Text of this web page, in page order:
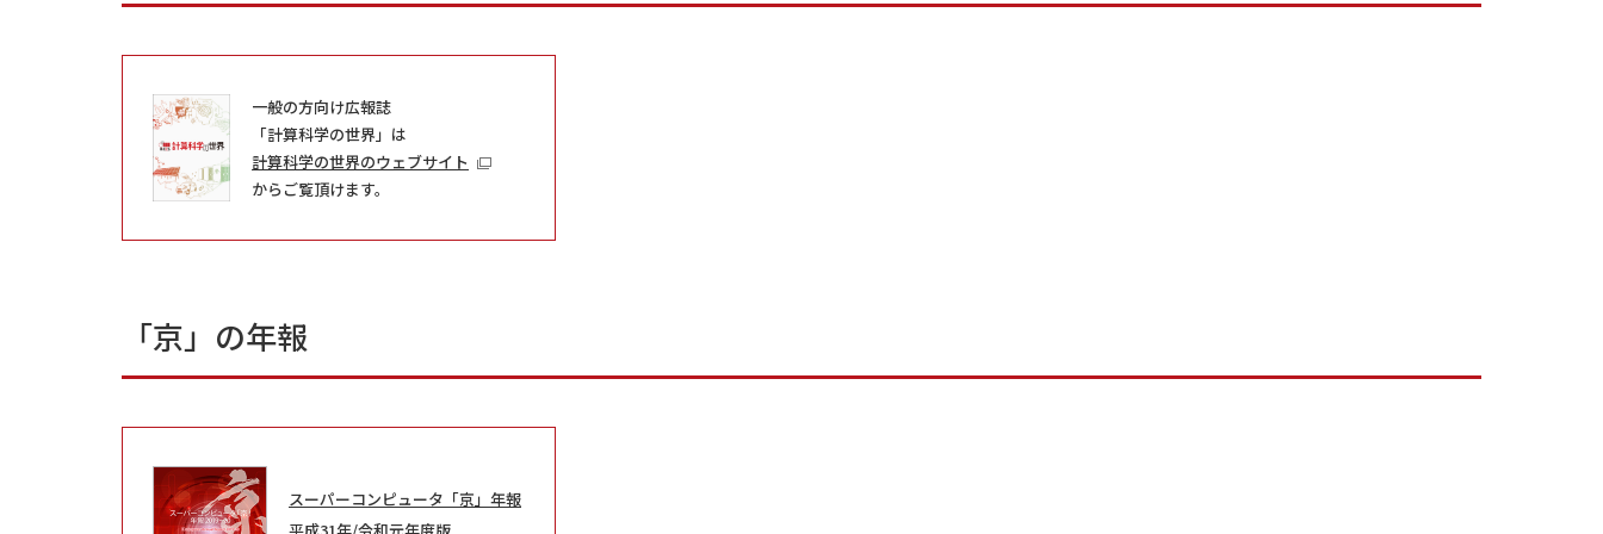
一般の方向け広報誌
「計算科学の世界」は
計算科学の世界のウェブサイト
からご覧頂けます。
「京」の年報
スーパーコンピュータ「京」年報